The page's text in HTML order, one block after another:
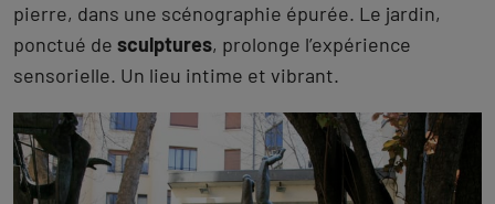
pierre, dans une scénographie épurée. Le jardin,
ponctué de sculptures, prolonge l’expérience
sensorielle. Un lieu intime et vibrant.